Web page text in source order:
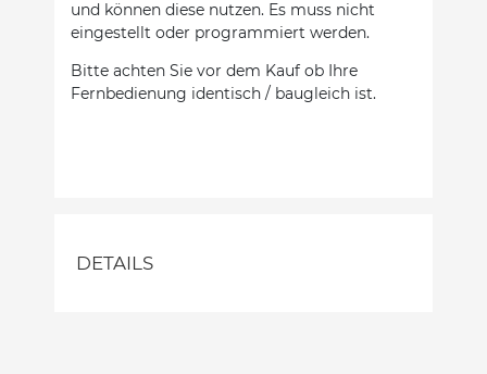
und können diese nutzen. Es muss nicht
eingestellt oder programmiert werden.
Bitte achten Sie vor dem Kauf ob Ihre
Fernbedienung identisch / baugleich ist.
DETAILS